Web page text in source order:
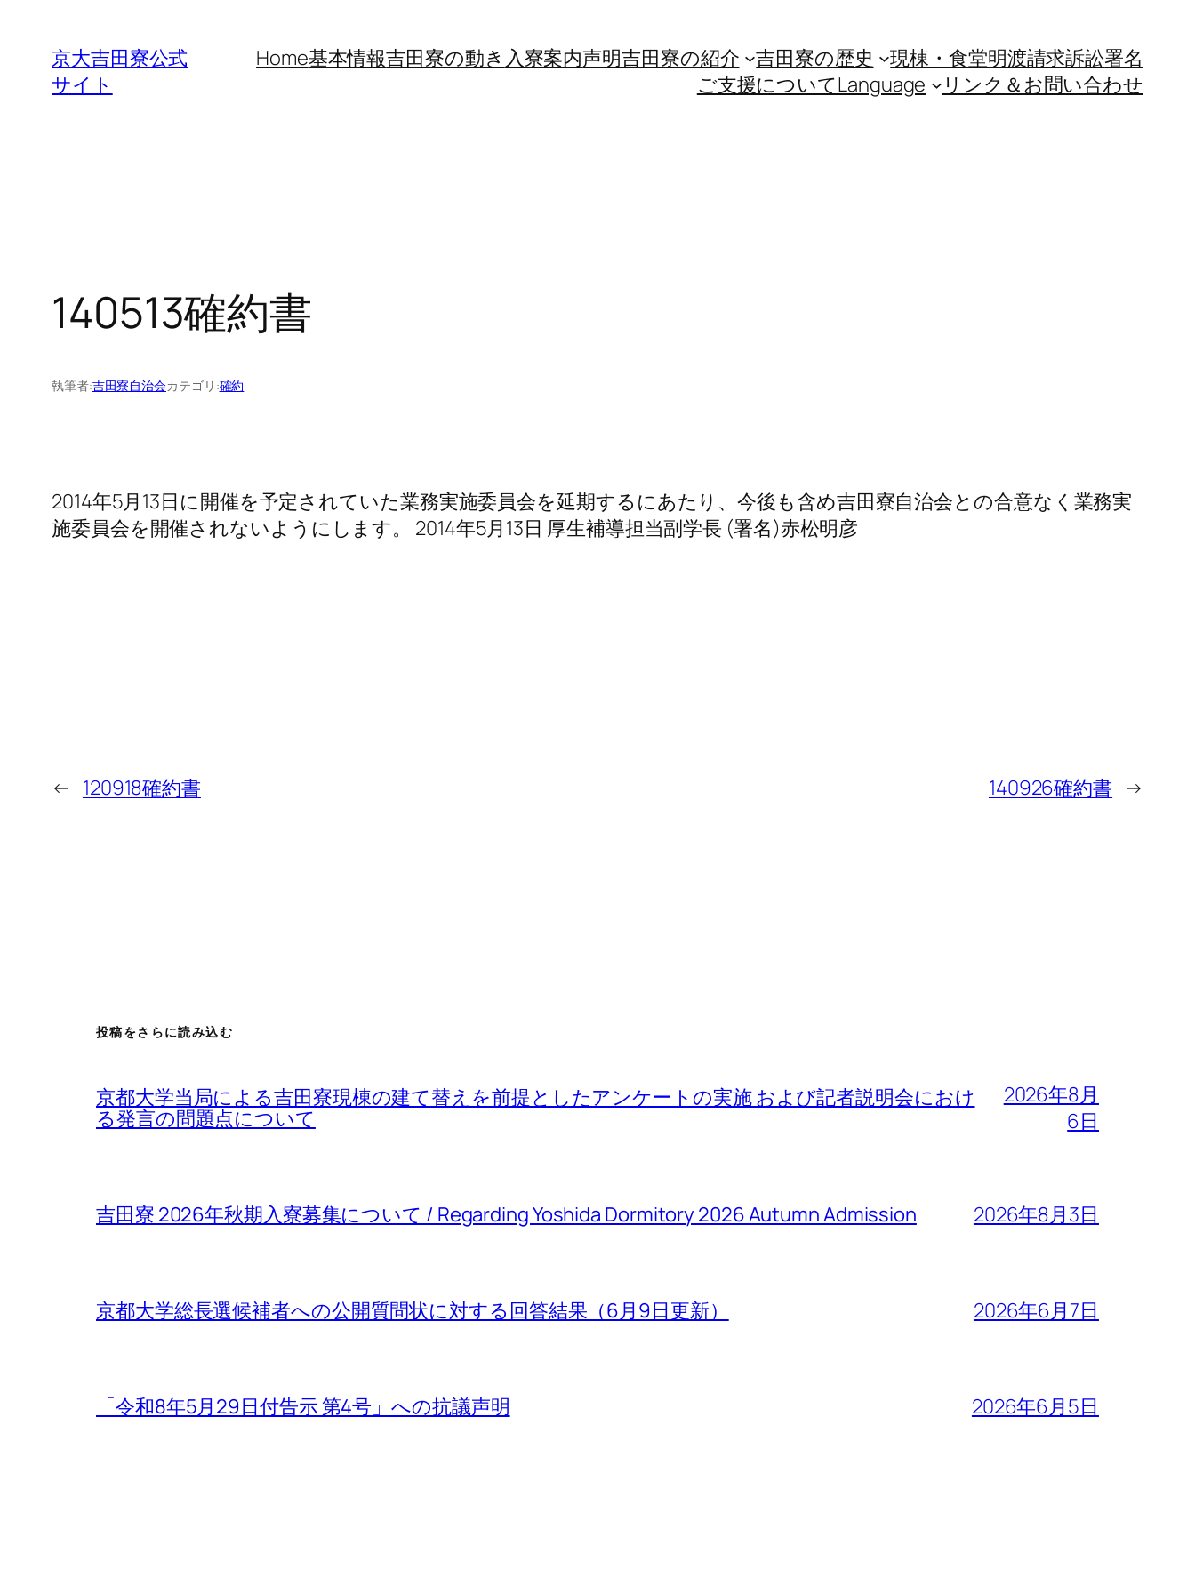
京大吉田寮公式
サイト
Home基本情報吉田寮の動き 入寮案内声明吉田寮の紹介 吉田寮の歴史 現棟・食堂明渡請求訴訟署名
ご支援についてLanguage リンク＆お問い合わせ
140513確約書
執筆者:吉田寮自治会カテゴリ:確約
2014年5月13日に開催を予定されていた業務実施委員会を延期するにあたり、今後も含め吉田寮自治会との合意なく業務実
施委員会を開催されないようにします。 2014年5月13日 厚生補導担当副学長 (署名)赤松明彦
← 120918確約書 140926確約書 →
投稿をさらに読み込む
京都大学当局による吉田寮現棟の建て替えを前提としたアンケートの実施 および記者説明会におけ
る発言の問題点について
2026年8月
6日
吉田寮 2026年秋期入寮募集について / Regarding Yoshida Dormitory 2026 Autumn Admission 2026年8月3日
京都大学総長選候補者への公開質問状に対する回答結果（6月9日更新） 2026年6月7日
「令和8年5月29日付告示 第4号」への抗議声明 2026年6月5日